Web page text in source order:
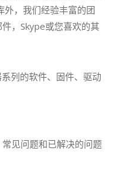
外，我们经验丰富的团
，Skype或您喜欢的其
列的软件、固件、驱动
见问题和已解决的问题